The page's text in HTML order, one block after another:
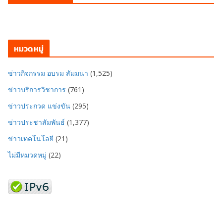
หมวดหมู่
ข่าวกิจกรรม อบรม สัมมนา (1,525)
ข่าวบริการวิชาการ (761)
ข่าวประกวด แข่งขัน (295)
ข่าวประชาสัมพันธ์ (1,377)
ข่าวเทคโนโลยี (21)
ไม่มีหมวดหมู่ (22)